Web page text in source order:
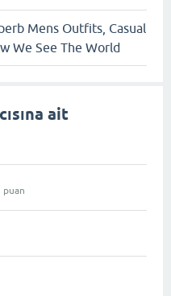
Mens Outfits, Casual
We See The World
ait
puan